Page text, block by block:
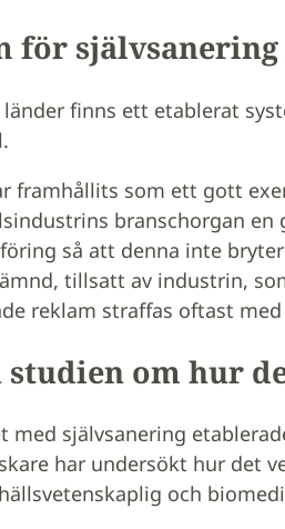
för
finns ett etablerat
framhållits som ett gott
branschorgan en
så att denna inte
tillsatt av industrin,
reklam straffas oftast med
studien om hur
med självsanering
har undersökt hur det
och